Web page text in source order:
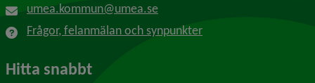
umea.kommun@umea.se
Frågor, felanmälan och synpunkter
Hitta snabbt